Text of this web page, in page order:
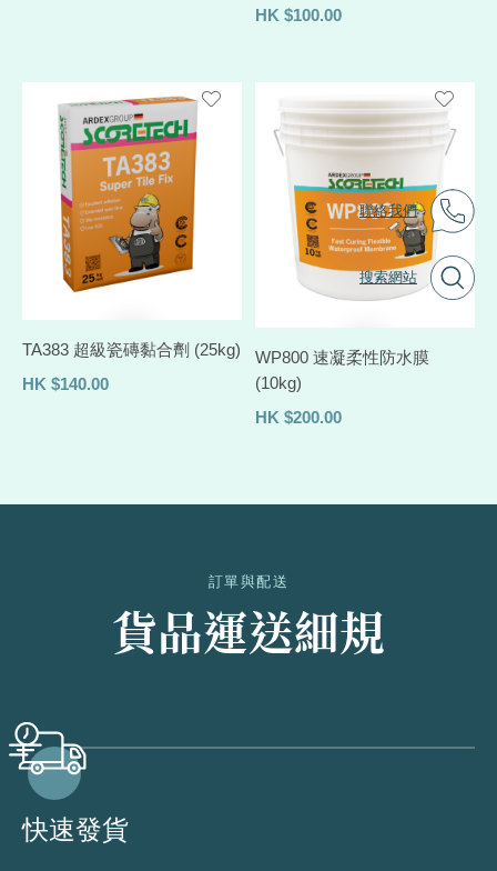
聯絡我們
搜索網站
HK $100.00
TA383 超級瓷磚黏合劑 (25kg)
HK $140.00
WP800 速凝柔性防水膜
(10kg)
HK $200.00
訂單與配送
貨品運送細規
快速發貨